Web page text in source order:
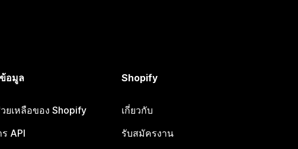
อมูล
ยเหลือของ Shopify
ร API
Shopify
เกี่ยวกับ
รับสมัครงาน